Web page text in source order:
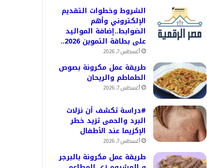
الشروط وخطوات التقديم
الإلكتروني وأهم
الضوابط..إضافة المواليد
على بطاقة التموين 2026..
أغسطس 7, 2026
طريقة عمل مكرونة بصوص
الطماطم والريحان
أغسطس 7, 2026
#دراسة تكشف أن نزلات
البرد والحمى تزيد خطر
الإكزيما عند الأطفال
أغسطس 7, 2026
طريقة عمل مكرونة بالبرجر